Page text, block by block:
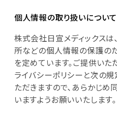
個人情報の取り扱いについて
株式会社日宣メディックスは
所などの個人情報の保護の
を定めています。ご提供い
ライバシーポリシーと次の
ただきますので、あらかじめ
いますようお願いいたします。